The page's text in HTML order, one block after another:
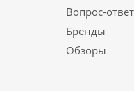
Вопрос-ответ
Бренды
Обзоры